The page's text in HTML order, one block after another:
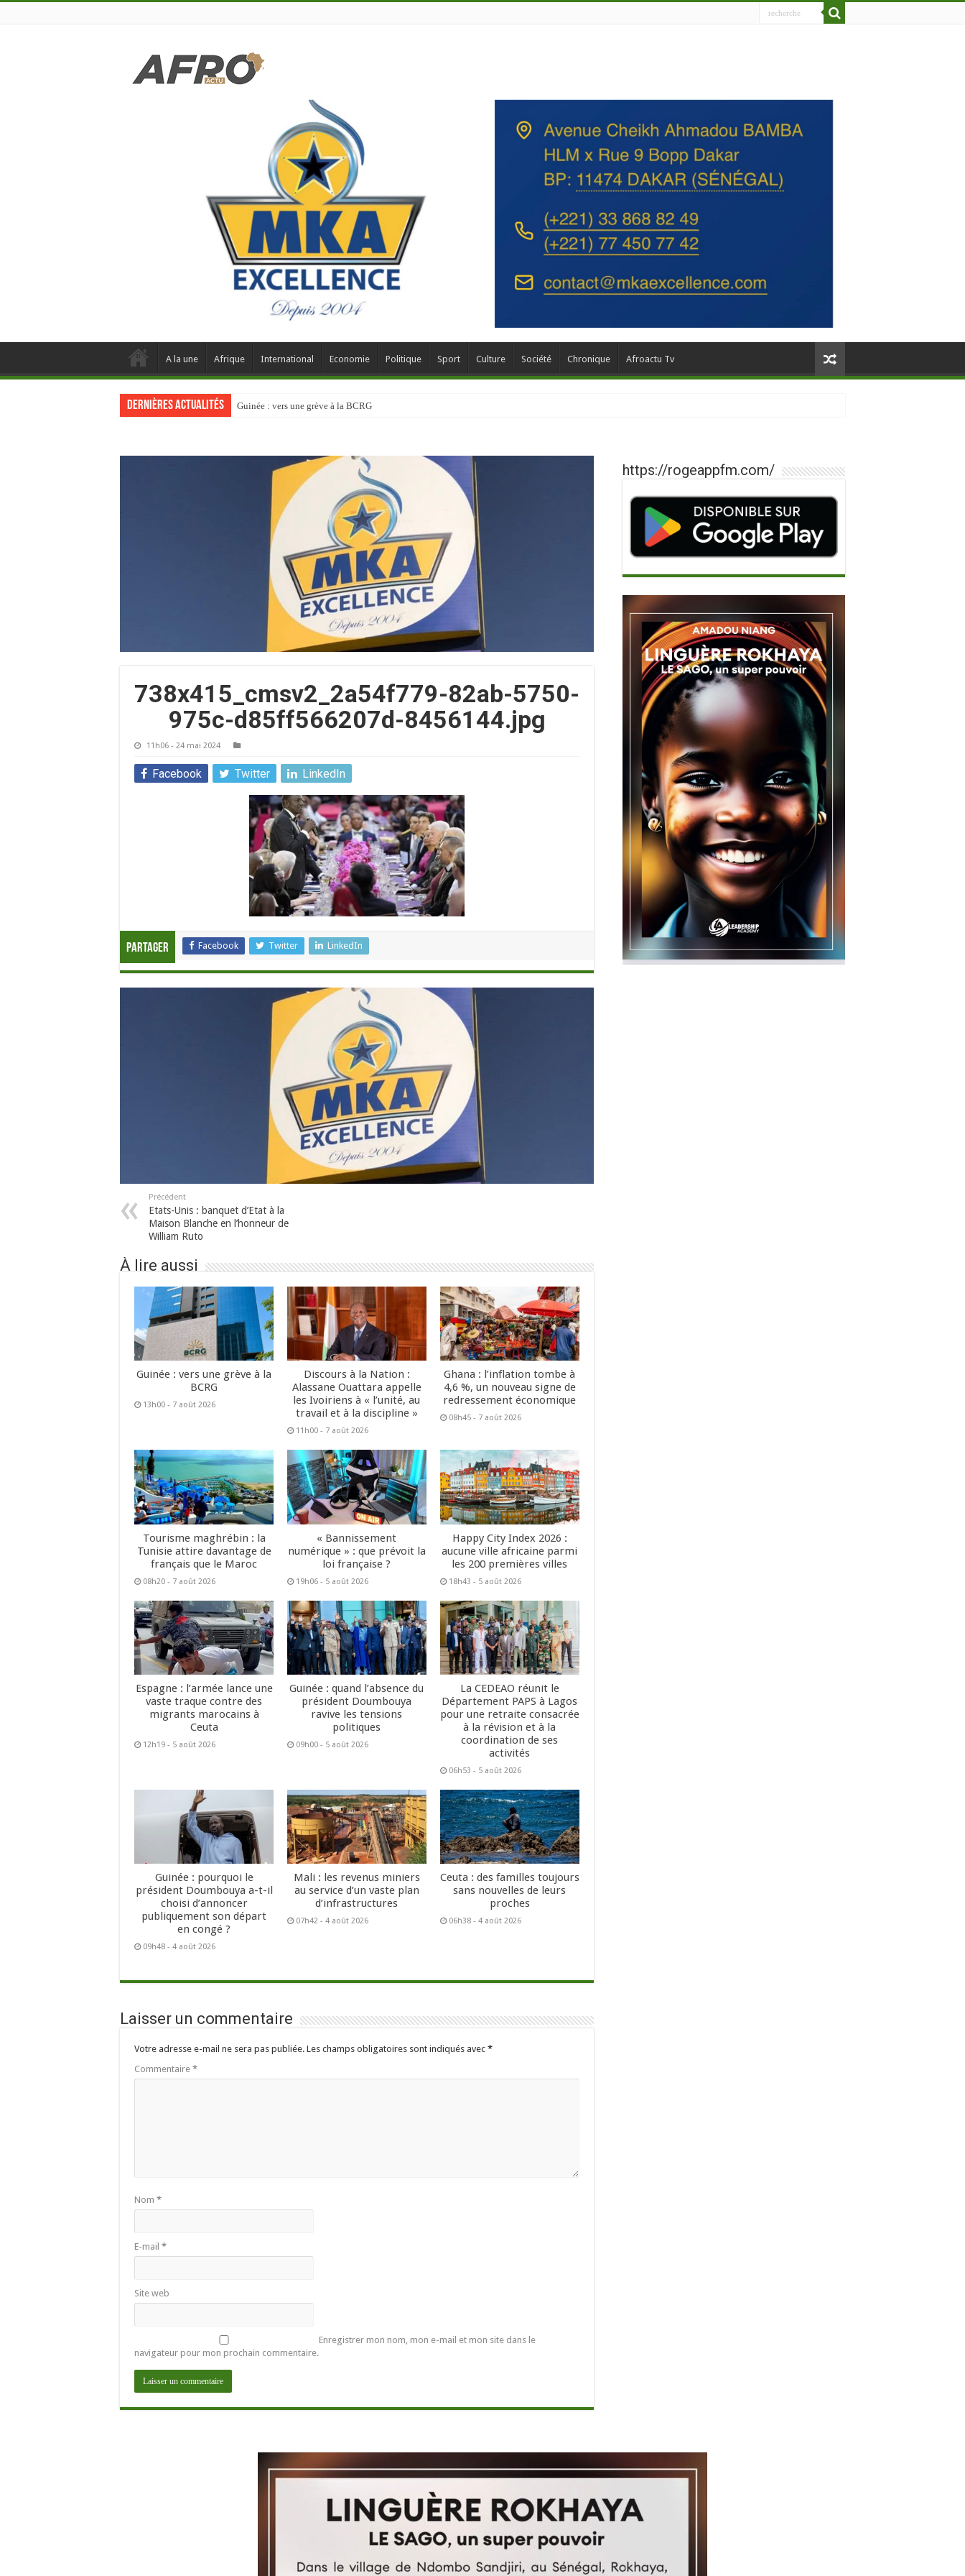
A la une Afrique International Economie Politique Sport Culture Société Chronique Afroactu Tv
Dernières actualités Guinée : vers une grève à la BCRG
738x415_cmsv2_2a54f779-82ab-5750-
975c-d85ff566207d-8456144.jpg
11h06 - 24 mai 2024
Facebook Twitter LinkedIn
Partager Facebook Twitter LinkedIn
Précédent
Etats-Unis : banquet d’Etat à la
Maison Blanche en l’honneur de
William Ruto
À lire aussi
Guinée : vers une grève à la
BCRG
13h00 - 7 août 2026
Discours à la Nation :
Alassane Ouattara appelle
les Ivoiriens à « l’unité, au
travail et à la discipline »
11h00 - 7 août 2026
Ghana : l’inflation tombe à
4,6 %, un nouveau signe de
redressement économique
08h45 - 7 août 2026
Tourisme maghrébin : la
Tunisie attire davantage de
français que le Maroc
08h20 - 7 août 2026
« Bannissement
numérique » : que prévoit la
loi française ?
19h06 - 5 août 2026
Happy City Index 2026 :
aucune ville africaine parmi
les 200 premières villes
18h43 - 5 août 2026
Espagne : l’armée lance une
vaste traque contre des
migrants marocains à
Ceuta
12h19 - 5 août 2026
Guinée : quand l’absence du
président Doumbouya
ravive les tensions
politiques
09h00 - 5 août 2026
La CEDEAO réunit le
Département PAPS à Lagos
pour une retraite consacrée
à la révision et à la
coordination de ses
activités
06h53 - 5 août 2026
Guinée : pourquoi le
président Doumbouya a-t-il
choisi d’annoncer
publiquement son départ
en congé ?
09h48 - 4 août 2026
Mali : les revenus miniers
au service d’un vaste plan
d’infrastructures
07h42 - 4 août 2026
Ceuta : des familles toujours
sans nouvelles de leurs
proches
06h38 - 4 août 2026
Laisser un commentaire
Votre adresse e-mail ne sera pas publiée. Les champs obligatoires sont indiqués avec *
Commentaire *
Nom *
E-mail *
Site web
Enregistrer mon nom, mon e-mail et mon site dans le
navigateur pour mon prochain commentaire.
https://rogeappfm.com/